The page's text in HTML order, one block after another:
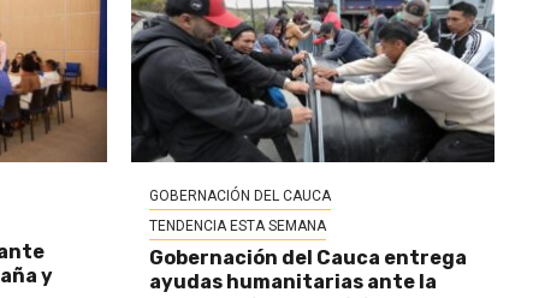
y
GOBERNACIÓN DEL CAUCA
TENDENCIA ESTA SEMANA
Gobernación del Cauca entrega
ayudas humanitarias ante la